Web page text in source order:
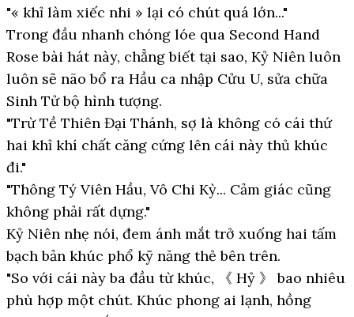
"« khỉ làm xiếc nhi » lại có chút quá lớn..."
Trong đầu nhanh chóng lóe qua Second Hand
Rose bài hát này, chẳng biết tại sao, Kỷ Niên luôn
luôn sẽ não bổ ra Hầu ca nhập Cửu U, sửa chữa
Sinh Tử bộ hình tượng.
"Trừ Tề Thiên Đại Thánh, sợ là không có cái thứ
hai khỉ khí chất căng cứng lên cái này thủ khúc
đi."
"Thông Tý Viên Hầu, Vô Chi Kỳ... Cảm giác cũng
không phải rất dựng."
Kỷ Niên nhẹ nói, đem ánh mắt trở xuống hai tấm
bạch bản khúc phổ kỹ năng thẻ bên trên.
"So với cái này ba đầu từ khúc, 《 Hỷ 》 bao nhiêu
phù hợp một chút. Khúc phong ai lạnh, hồng